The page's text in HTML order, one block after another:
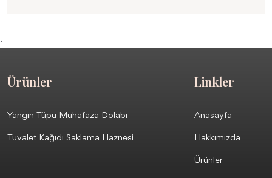
.
Ürünler
Yangın Tüpü Muhafaza Dolabı
Tuvalet Kağıdı Saklama Haznesi
Linkler
Anasayfa
Hakkımızda
Ürünler